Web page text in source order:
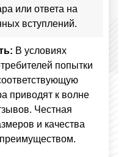
или ответа на
вступлений.
В условиях
попытки
приводят к волне
Честная
и качества